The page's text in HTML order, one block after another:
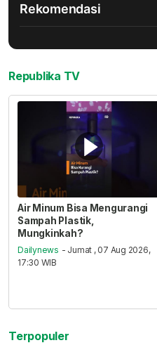
Rekomendasi
Republika TV
Air Minum Bisa Mengurangi
Sampah Plastik,
Mungkinkah?
Dailynews - Jumat , 07 Aug 2026,
17:30 WIB
Terpopuler